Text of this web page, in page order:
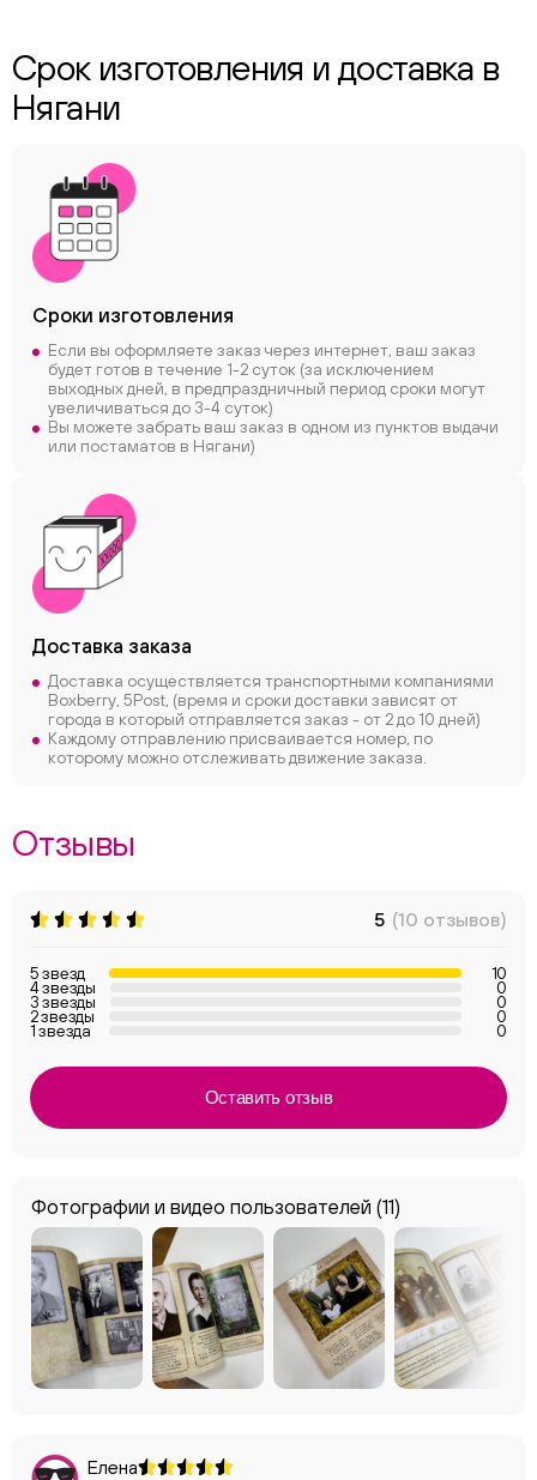
Срок изготовления и доставка в
Нягани
Сроки изготовления
Если вы оформляете заказ через интернет, ваш заказ
будет готов в течение 1-2 суток (за исключением
выходных дней, в предпраздничный период сроки могут
увеличиваться до 3-4 суток)
Вы можете забрать ваш заказ в одном из пунктов выдачи
или постаматов в Нягани)
Доставка заказа
Доставка осуществляется транспортными компаниями
Boxberry, 5Post, (время и сроки доставки зависят от
города в который отправляется заказ - от 2 до 10 дней)
Каждому отправлению присваивается номер, по
которому можно отслеживать движение заказа.
Отзывы
Фотографии и видео пользователей (11)
5 (10 отзывов)
5 звезд 10
4 звезды 0
3 звезды 0
2 звезды 0
1 звезда 0
Оставить отзыв
Елена